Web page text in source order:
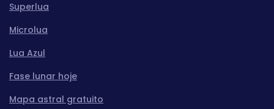
Superlua
Microlua
Lua Azul
Fase lunar hoje
Mapa astral gratuito